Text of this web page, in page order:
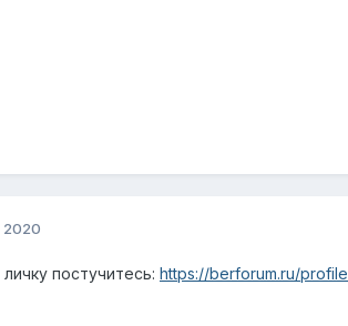
2020
постучитесь: https://berforum.ru/